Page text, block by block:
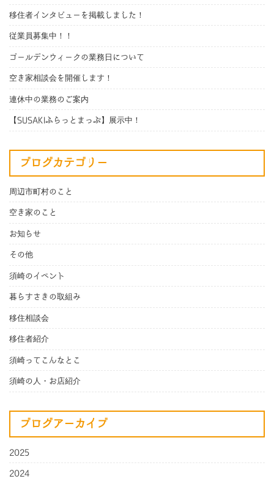
移住者インタビューを掲載しました！
従業員募集中！！
ゴールデンウィークの業務日について
空き家相談会を開催します！
連休中の業務のご案内
【SUSAKIふらっとまっぷ】展示中！
ブログカテゴリー
周辺市町村のこと
空き家のこと
お知らせ
その他
須崎のイベント
暮らすさきの取組み
移住相談会
移住者紹介
須崎ってこんなとこ
須崎の人・お店紹介
ブログアーカイブ
2025
2024